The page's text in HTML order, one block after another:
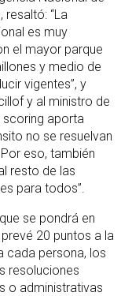
resaltó: “La
es muy
el mayor parque
y medio de
vigentes”, y
y al ministro de
scoring aporta
no se resuelvan
eso, también
resto de las
para todos”.
se pondrá en
20 puntos a la
cada persona, los
resoluciones
o administrativas